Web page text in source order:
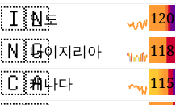
🇮🇳 120
인도
🇳🇬 118
나이지리아
🇨🇦 115
캐나다